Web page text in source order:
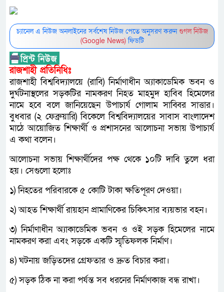
চ্যানেল এ নিউজ অনলাইনের সর্বশেষ নিউজ পেতে অনুসরণ করুনগুগল নিউজ
(Google News)ফিডটি
রাজশাহী প্রতিনিধিঃ
রাজশাহী বিশ্ববিদ্যালয়ে (রাবি) নির্মাণাধীন অ্যাকাডেমিক ভবন ও
দুর্ঘটনাস্থলের সড়কটির নামকরণ নিহত মাহমুদ হাবিব হিমেলের
নামে হবে বলে জানিয়েছেন উপাচার্য গোলাম সাব্বির সাত্তার।
বুধবার (২ ফেব্রুয়ারি) বিকেলে বিশ্ববিদ্যালয়ের সাবাস বাংলাদেশ
মাঠে আয়োজিত শিক্ষার্থী ও প্রশাসনের আলোচনা সভায় উপাচার্য
এ কথা বলেন।
আলোচনা সভায় শিক্ষার্থীদের পক্ষ থেকে ১০টি দাবি তুলে ধরা
হয়। সেগুলো হলোঃ
১) নিহতের পরিবারকে ৫ কোটি টাকা ক্ষতিপূরণ দেওয়া।
২) আহত শিক্ষার্থী রায়হান প্রামাণিকের চিকিৎসার ব্যয়ভার বহন।
৩) নির্মাণাধীন অ্যাকাডেমিক ভবন ও ওই সড়ক হিমেলের নামে
নামকরণ করা এবং সড়কে একটি স্মৃতিফলক নির্মাণ।
৪) ঘটনায় জড়িতদের গ্রেফতার ও দ্রুত বিচার করা।
৫) সড়ক ঠিক না করা পর্যন্ত সব ধরনের নির্মাণকাজ বন্ধ রাখা।